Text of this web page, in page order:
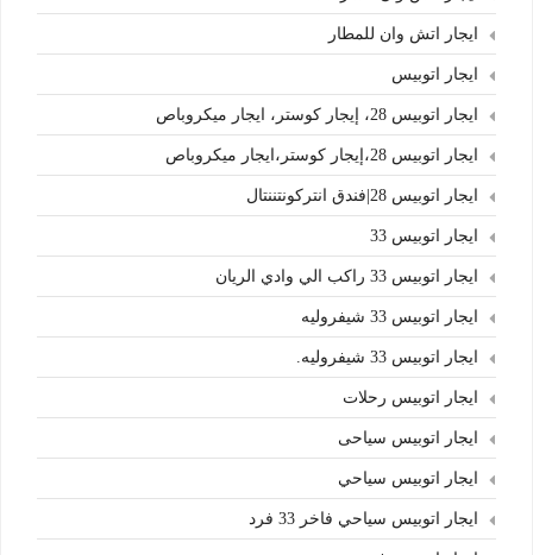
ايجار اتش وان للمطار
ايجار اتوبيس
ايجار اتوبيس 28، إيجار كوستر، ايجار ميكروباص
ايجار اتوبيس 28،إيجار كوستر،ايجار ميكروباص
ايجار اتوبيس 28|فندق انتركونتننتال
ايجار اتوبيس 33
ايجار اتوبيس 33 راكب الي وادي الريان
ايجار اتوبيس 33 شيفروليه
ايجار اتوبيس 33 شيفروليه.
ايجار اتوبيس رحلات
ايجار اتوبيس سياحى
ايجار اتوبيس سياحي
ايجار اتوبيس سياحي فاخر 33 فرد